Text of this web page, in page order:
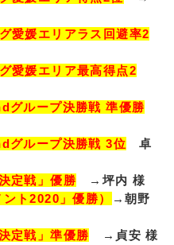
愛媛エリアラス回避率2
愛媛エリア最高得点2
グループ決勝戦 準優勝
グループ決勝戦 3位
卓
定戦」優勝 →坪内 様
ト2020」優勝）
→朝野
定戦」準優勝 →貞安 様